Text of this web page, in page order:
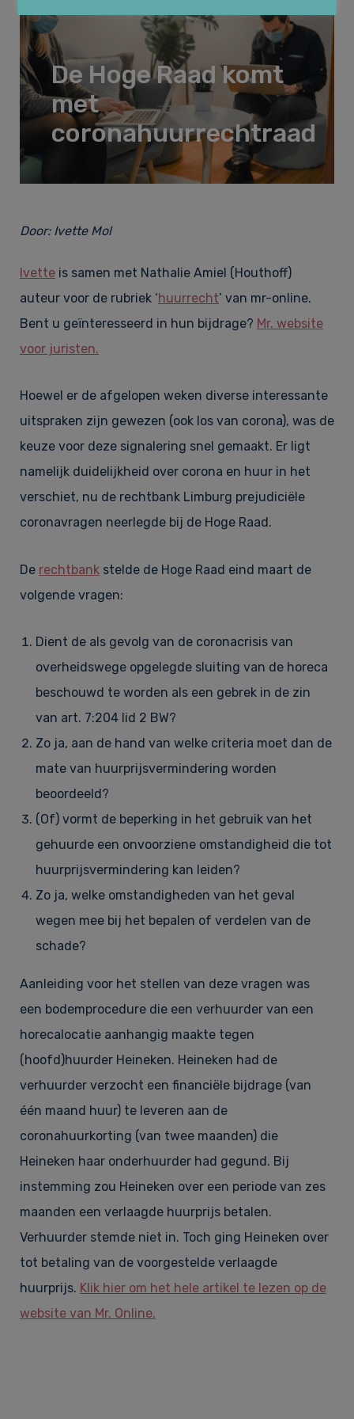
Huurrecht
Financieel recht & Insolventierecht
Bouwrecht & Vastgoed
Arbeidsrecht & Arbeidsmigratie­recht
Over Law&Pepper
Onze kernwaarden
Klachtenregeling
Nieuws
Vacatures
De Hoge Raad komt
met
coronahuurrechtraad
Door: Ivette Mol
Ivette is samen met Nathalie Amiel (Houthoff)
auteur voor de rubriek ‘huurrecht’ van mr-online.
Bent u geïnteresseerd in hun bijdrage? Mr. website
voor juristen.
Hoewel er de afgelopen weken diverse interessante
uitspraken zijn gewezen (ook los van corona), was de
keuze voor deze signalering snel gemaakt. Er ligt
namelijk duidelijkheid over corona en huur in het
verschiet, nu de rechtbank Limburg prejudiciële
coronavragen neerlegde bij de Hoge Raad.
De rechtbank stelde de Hoge Raad eind maart de
volgende vragen:
Dient de als gevolg van de coronacrisis van
overheidswege opgelegde sluiting van de horeca
beschouwd te worden als een gebrek in de zin
van art. 7:204 lid 2 BW?
Zo ja, aan de hand van welke criteria moet dan de
mate van huurprijsvermindering worden
beoordeeld?
(Of) vormt de beperking in het gebruik van het
gehuurde een onvoorziene omstandigheid die tot
huurprijsvermindering kan leiden?
Zo ja, welke omstandigheden van het geval
wegen mee bij het bepalen of verdelen van de
schade?
Aanleiding voor het stellen van deze vragen was
een bodemprocedure die een verhuurder van een
horecalocatie aanhangig maakte tegen
(hoofd)huurder Heineken. Heineken had de
verhuurder verzocht een financiële bijdrage (van
één maand huur) te leveren aan de
coronahuurkorting (van twee maanden) die
Heineken haar onderhuurder had gegund. Bij
instemming zou Heineken over een periode van zes
maanden een verlaagde huurprijs betalen.
Verhuurder stemde niet in. Toch ging Heineken over
tot betaling van de voorgestelde verlaagde
huurprijs. Klik hier om het hele artikel te lezen op de
website van Mr. Online.